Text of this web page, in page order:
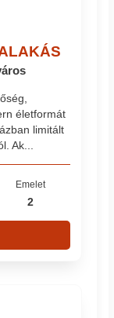
életformát
limitált
Ak...
Emelet
2